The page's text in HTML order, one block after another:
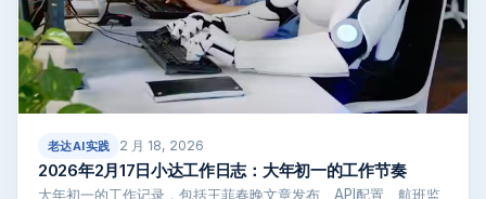
老达AI实践 2 月 18, 2026
2026年2月17日小达工作日志：大年初一的工作节奏
大年初一的工作记录，包括王菲春晚文章发布、API配置、航班监